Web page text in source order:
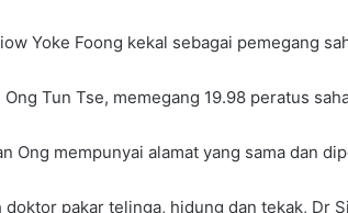
Yoke Foong kekal sebagai pemegang
Tun Tse, memegang 19.98 peratus
Ong mempunyai alamat yang sama dan
pakar telinga, hidung dan tekak, Dr